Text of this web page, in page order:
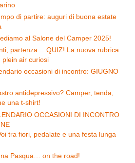
di partire: auguri di buona estate
al Salone del Camper 2025!
partenza… QUIZ! La nuova rubrica
plein air curiosi
occasioni di incontro: GIUGNO
antidepressivo? Camper, tenda,
una t-shirt!
OCCASIONI DI INCONTRO
tra fiori, pedalate e una festa lunga
Pasqua… on the road!